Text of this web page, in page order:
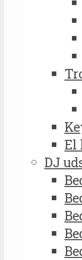
El
DJ